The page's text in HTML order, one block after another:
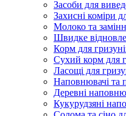
Засоби для
Захисні коміри
Молоко та
Швидке
Корм для
Сухий корм для
Ласощі для
Наповнювачі та
Деревні
Кукурудзяні